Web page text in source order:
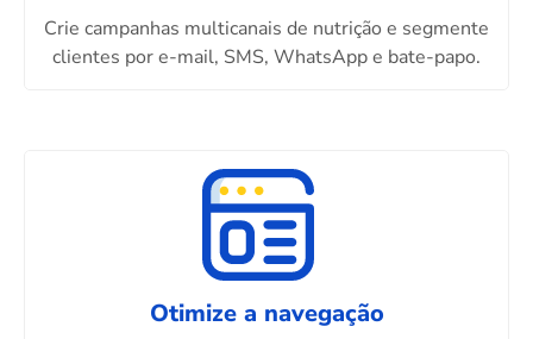
Crie campanhas multicanais de nutrição e segmente
clientes por e-mail, SMS, WhatsApp e bate-papo.
Otimize a navegação